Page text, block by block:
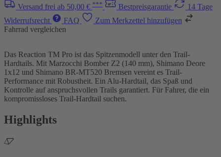
Versand frei ab 50,00 € *** Bestpreisgarantie
14 Tage
Widerrufsrecht
FAQ
Zum Merkzettel hinzufügen
Fahrrad vergleichen
Das Reaction TM Pro ist das Spitzenmodell unter den Trail-
Hardtails. Mit Marzocchi Bomber Z2 (140 mm), Shimano Deore
1x12 und Shimano BR-MT520 Bremsen vereint es Trail-
Performance mit Robustheit. Ein Alu-Hardtail, das Spaß und
Kontrolle auf anspruchsvollen Trails garantiert. Für Fahrer, die ein
kompromissloses Trail-Hardtail suchen.
Highlights